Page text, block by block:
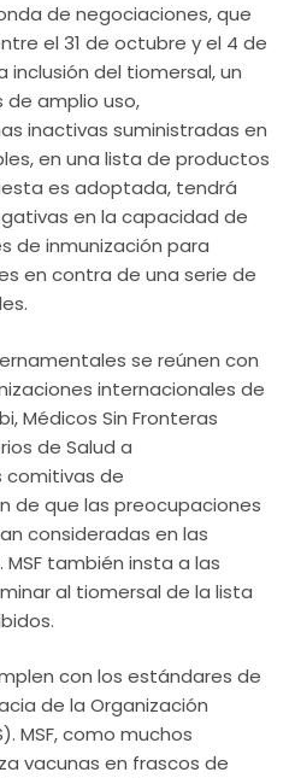
de negociaciones, que
el 31 de octubre y el 4 de
inclusión del tiomersal, un
amplio uso,
inactivas suministradas en
en una lista de productos
es adoptada, tendrá
en la capacidad de
de inmunización para
en contra de una serie de
se reúnen con
internacionales de
Médicos Sin Fronteras
de Salud a
comitivas de
de que las preocupaciones
consideradas en las
también insta a las
al tiomersal de la lista
con los estándares de
de la Organización
MSF, como muchos
vacunas en frascos de